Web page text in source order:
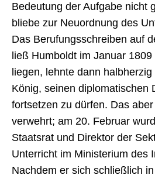
Bedeutung der Aufgabe nicht
bliebe zur Neuordnung des
Das Berufungsschreiben auf
ließ Humboldt im Januar
liegen, lehnte dann
König, seinen diplomatischen
fortsetzen zu dürfen. Das
verwehrt; am 20. Februar
Staatsrat und Direktor der
Unterricht im Ministerium des
Nachdem er sich schließlich